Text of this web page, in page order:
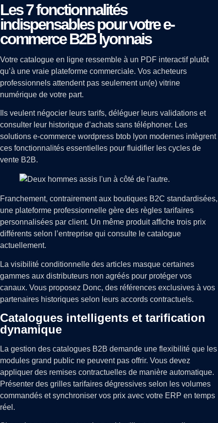
Les 7 fonctionnalités
indispensables pour votre e-
commerce B2B lyonnais
Votre catalogue en ligne ressemble à un PDF interactif plutôt
qu’à une vraie plateforme commerciale. Vos acheteurs
professionnels attendent pas seulement un(e) vitrine
numérique de votre part.
Ils veulent négocier leurs tarifs, déléguer leurs validations et
consulter leur historique d’achats sans téléphoner. Les
solutions e-commerce wordpress btob lyon modernes intègrent
ces fonctionnalités essentielles pour fluidifier les cycles de
vente B2B.
Franchement, contrairement aux boutiques B2C standardisées,
une plateforme professionnelle gère des règles tarifaires
personnalisées par client. Un même produit affiche trois prix
différents selon l’entreprise qui consulte le catalogue
actuellement.
La visibilité conditionnelle des articles masque certaines
gammes aux distributeurs non agréés pour protéger vos
canaux. Vous proposez Donc, des références exclusives à vos
partenaires historiques selon leurs accords contractuels.
Catalogues intelligents et tarification
dynamique
La gestion des catalogues B2B demande une flexibilité que les
modules grand public ne peuvent pas offrir. Vous devez
appliquer des remises contractuelles de manière automatique.
Présenter des grilles tarifaires dégressives selon les volumes
commandés et synchroniser vos prix avec votre ERP en temps
réel.